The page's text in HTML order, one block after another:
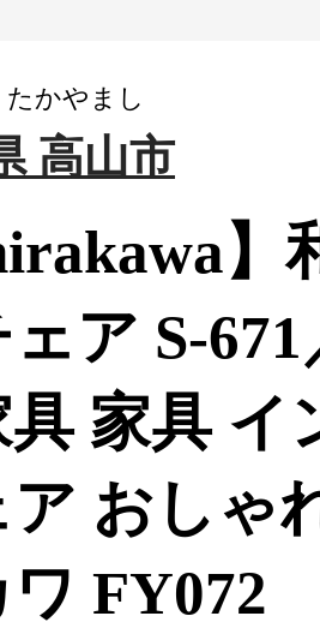
かやまし
高山市
ア S-
家具 イ
おしゃ
FY072